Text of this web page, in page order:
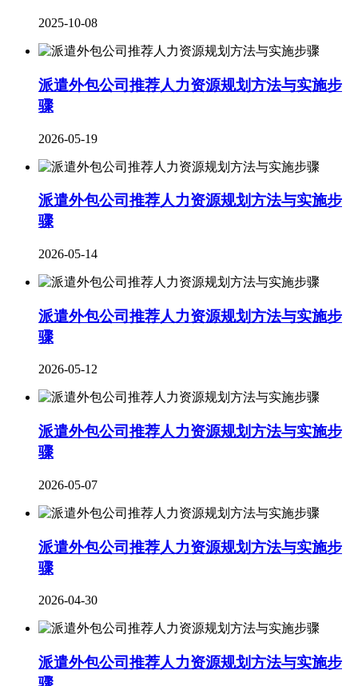
2025-10-08
派遣外包公司推荐人力资源规划方法与实施步
骤
2026-05-19
派遣外包公司推荐人力资源规划方法与实施步
骤
2026-05-14
派遣外包公司推荐人力资源规划方法与实施步
骤
2026-05-12
派遣外包公司推荐人力资源规划方法与实施步
骤
2026-05-07
派遣外包公司推荐人力资源规划方法与实施步
骤
2026-04-30
派遣外包公司推荐人力资源规划方法与实施步